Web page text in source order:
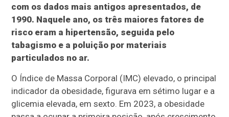
com os dados mais antigos apresentados, de
1990. Naquele ano, os três maiores fatores de
risco eram a hipertensão, seguida pelo
tabagismo e a poluição por materiais
particulados no ar.
O Índice de Massa Corporal (IMC) elevado, o principal
indicador da obesidade, figurava em sétimo lugar e a
glicemia elevada, em sexto. Em 2023, a obesidade